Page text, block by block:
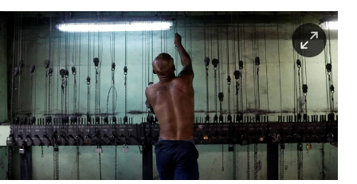
berlin
nord
wahrheit
verlag
verlag